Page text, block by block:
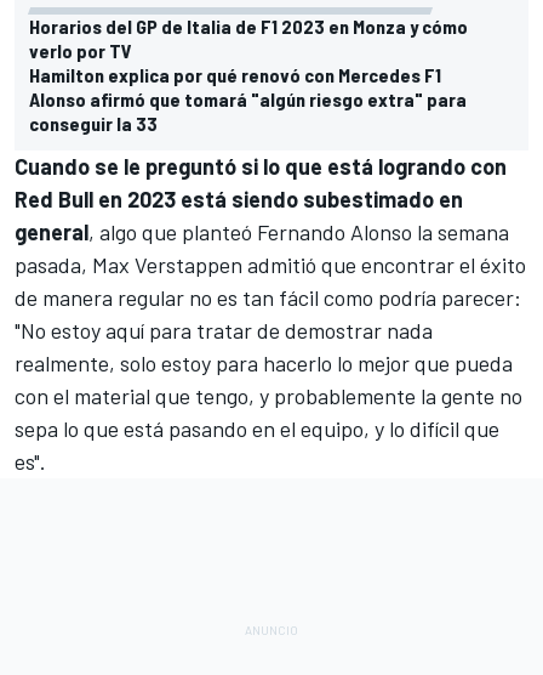
Horarios del GP de Italia de F1 2023 en Monza y cómo
verlo por TV
Hamilton explica por qué renovó con Mercedes F1
Alonso afirmó que tomará "algún riesgo extra" para
conseguir la 33
Cuando se le preguntó si lo que está logrando con
Red Bull en 2023 está siendo subestimado en
general, algo que planteó Fernando Alonso la semana
pasada, Max Verstappen admitió que encontrar el éxito
de manera regular no es tan fácil como podría parecer:
"No estoy aquí para tratar de demostrar nada
realmente, solo estoy para hacerlo lo mejor que pueda
con el material que tengo, y probablemente la gente no
sepa lo que está pasando en el equipo, y lo difícil que
es".